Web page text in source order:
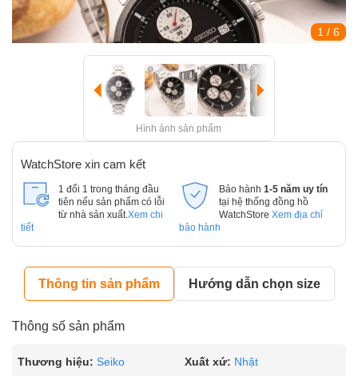
1 / 6
Hình ảnh sản phẩm
WatchStore xin cam kết
1 đổi 1 trong tháng đầu
tiên nếu sản phẩm có lỗi
từ nhà sản xuất. Xem chi
tiết
Bảo hành 1-5 năm uy tín
tại hệ thống đồng hồ
WatchStore Xem địa chỉ
bảo hành
Thông tin sản phẩm Hướng dẫn chọn size
Thông số sản phẩm
Thương hiệu: Seiko Xuất xứ: Nhật